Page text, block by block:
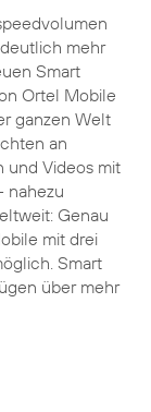
mehr
Smart
Ortel Mobile
ganzen Welt
an
und Videos mit
nahezu
Genau
mit drei
Smart
über mehr